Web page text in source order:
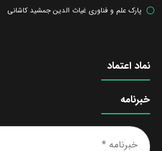
پارک علم و فناوری غیاث الدین جمشید کاشانی
نماد اعتماد
خبرنامه